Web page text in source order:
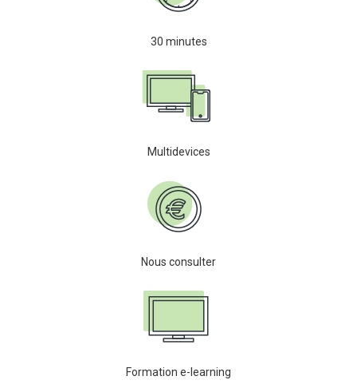
30 minutes
Multidevices
Nous consulter
Formation e-learning